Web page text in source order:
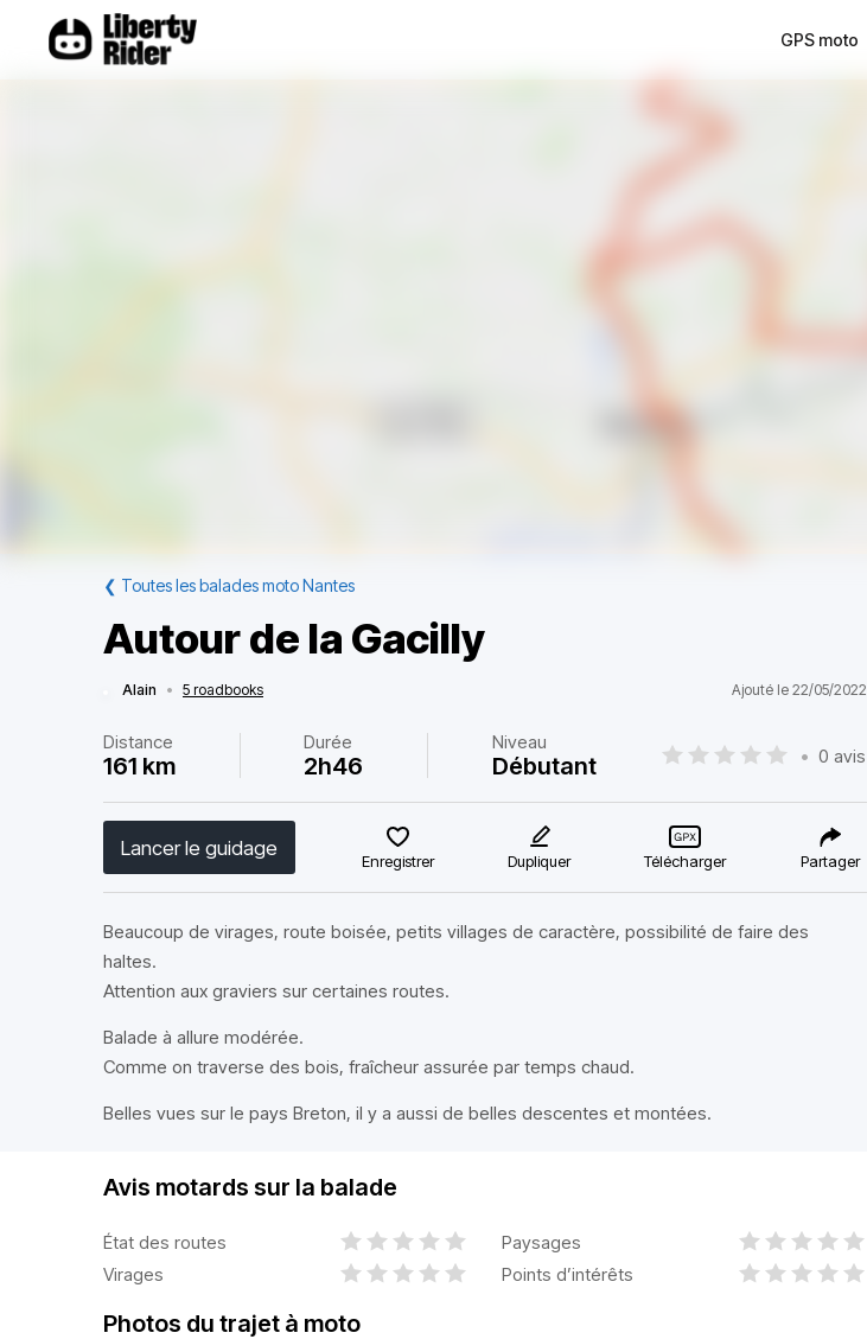
GPS moto
❮ Toutes les balades moto Nantes
Autour de la Gacilly
Alain • 5 roadbooks Ajouté le 22/05/2022
Distance
161 km
Durée
2h46
Niveau
Débutant • 0 avis
Lancer le guidage
Enregistrer Dupliquer Télécharger Partager
Beaucoup de virages, route boisée, petits villages de caractère, possibilité de faire des
haltes.
Attention aux graviers sur certaines routes.
Balade à allure modérée.
Comme on traverse des bois, fraîcheur assurée par temps chaud.
Belles vues sur le pays Breton, il y a aussi de belles descentes et montées.
Avis motards sur la balade
État des routes
Paysages
Virages
Points d’intérêts
Photos du trajet à moto